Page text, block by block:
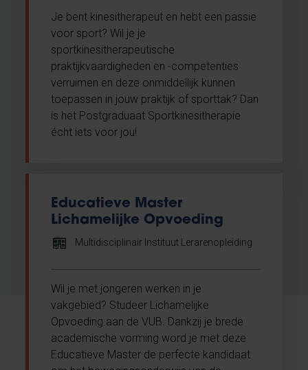
Je bent kinesitherapeut en hebt een passie
voor sport? Wil je je
sportkinesitherapeutische
praktijkvaardigheden en -competenties
verruimen en deze onmiddellijk kunnen
toepassen in jouw praktijk of sporttak? Dan
is het Postgraduaat Sportkinesitherapie
écht iets voor jou!
Educatieve Master
Lichamelijke Opvoeding
Multidisciplinair Instituut Lerarenopleiding
Wil je met jongeren werken in je
vakgebied? Studeer Lichamelijke
Opvoeding aan de VUB. Dankzij je brede
academische vorming word je met deze
Educatieve Master de perfecte kandidaat